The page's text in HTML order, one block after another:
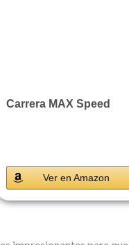
Carrera MAX Speed
Ver en Amazon